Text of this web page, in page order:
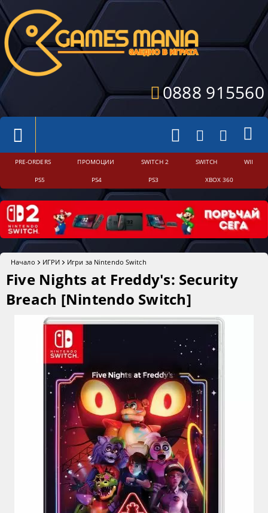
0888 915560
PRE-ORDERS ПРОМОЦИИ SWITCH 2 SWITCH WII
PS5 PS4 PS3 XBOX 360
Начало ИГРИ Игри за Nintendo Switch
Five Nights at Freddy's: Security
Breach [Nintendo Switch]